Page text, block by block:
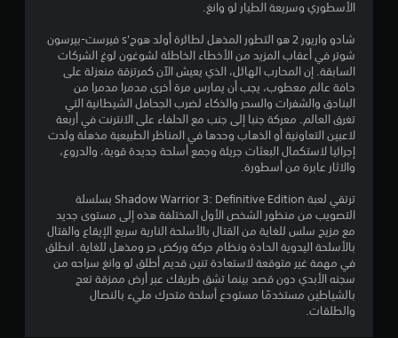
م
ن
5
ن
و
م
الأسطوري وسريعة الطيار لو وانغ.
شادو واريور 2 هو التطور المذهل لطائرة أولد هوج's فيرست-بيرسون
شوتر في أعقاب المزيد من الأخطاء الخاطئة لشوغون لوغ الشركات
السابقة. إن المحارب الهائل، الذي يعيش الآن كمرتزقة منعزلة على
حافة عالم معطوب، يجب أن يمارس مرة أخرى مدمرا مدمرا من
البنادق والشفرات والسحر والذكاء لضرب الجحافل الشيطانية التي
تغرق العالم. معركة جنبا إلى جنب مع الحلفاء على الانترنت في أربعة
لاعبين التعاونية أو الذهاب وحدها في المناظر الطبيعية مذهلة ولدت
إجرائيا لاستكمال البعثات جريئة وجمع أسلحة جديدة قوية، والدروع،
والاثار عابرة من أسطورة.
ترتقي لعبة Shadow Warrior 3: Definitive Edition بسلسلة
التصويب من منظور الشخص الأول المختلفة هذه إلى مستوى جديد
مع مزيج سلس للغاية من القتال بالأسلحة النارية سريع الإيقاع والقتال
بالأسلحة اليدوية الحادة ونظام حركة وركض حر ومذهل للغاية. انطلق
في مهمة غير متوقعة لاستعادة تنين قديم أطلق لو وانغ سراحه من
سجنه الأبدي دون قصد بينما تشق طريقك عبر أرض ممزقة تعج
بالشياطين مستخدمًا مستودع أسلحة متحرك مليء بالنصال
والطلقات.